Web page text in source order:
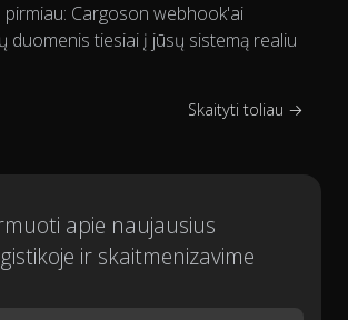
pirmiau: Cargoson webhook'ai
duomenis tiesiai į jūsų sistemą realiu
Skaityti toliau →
apie naujausius
ir skaitmenizavime